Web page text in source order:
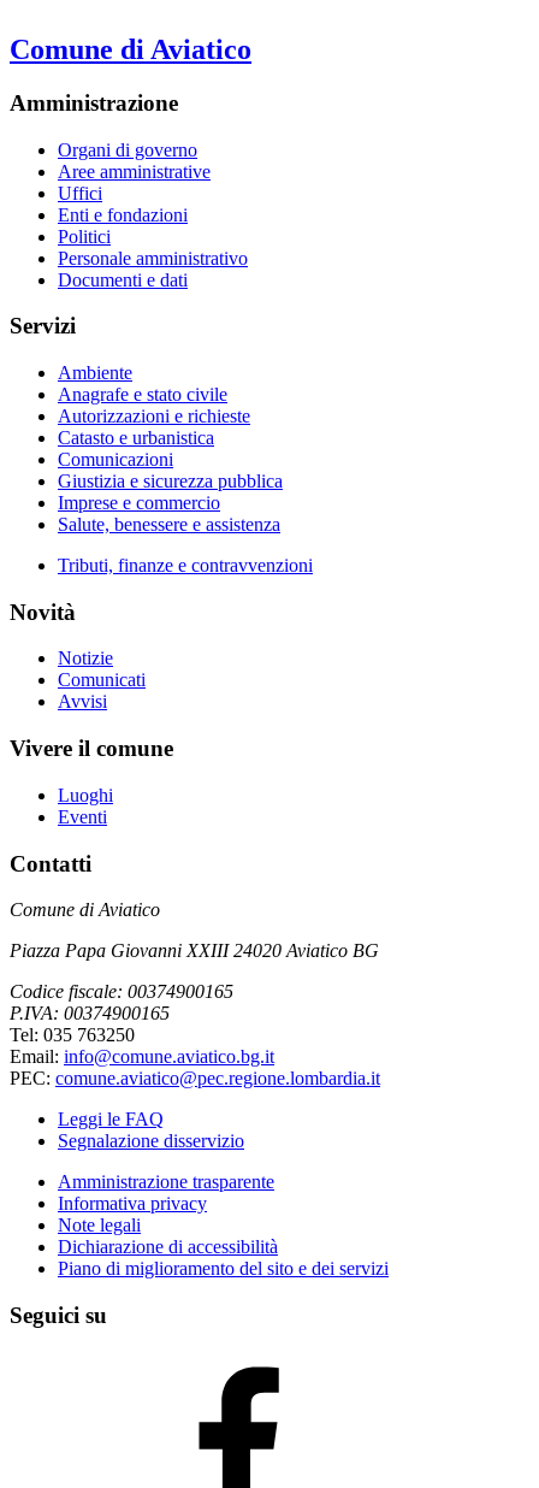
Comune di Aviatico
Amministrazione
Organi di governo
Aree amministrative
Uffici
Enti e fondazioni
Politici
Personale amministrativo
Documenti e dati
Servizi
Ambiente
Anagrafe e stato civile
Autorizzazioni e richieste
Catasto e urbanistica
Comunicazioni
Giustizia e sicurezza pubblica
Imprese e commercio
Salute, benessere e assistenza
Tributi, finanze e contravvenzioni
Novità
Notizie
Comunicati
Avvisi
Vivere il comune
Luoghi
Eventi
Contatti
Comune di Aviatico
Piazza Papa Giovanni XXIII 24020 Aviatico BG
Codice fiscale: 00374900165
P.IVA: 00374900165
Tel: 035 763250
Email: info@comune.aviatico.bg.it
PEC: comune.aviatico@pec.regione.lombardia.it
Leggi le FAQ
Segnalazione disservizio
Amministrazione trasparente
Informativa privacy
Note legali
Dichiarazione di accessibilità
Piano di miglioramento del sito e dei servizi
Seguici su